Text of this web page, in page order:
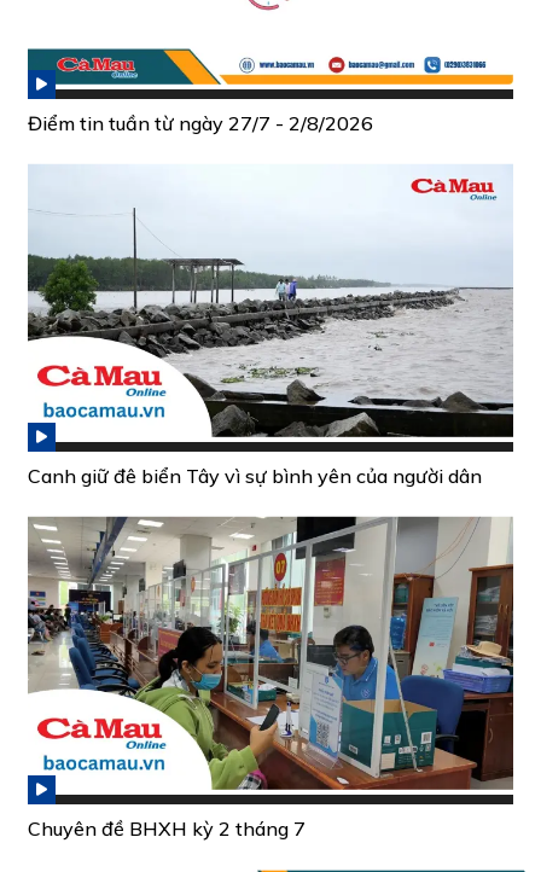
Điểm tin tuần từ ngày 27/7 - 2/8/2026
Canh giữ đê biển Tây vì sự bình yên của người dân
Chuyên đề BHXH kỳ 2 tháng 7